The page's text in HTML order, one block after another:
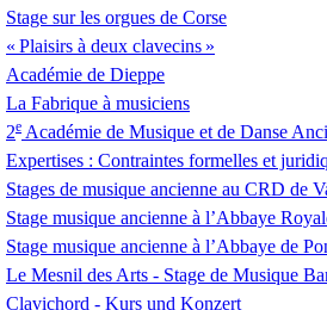
Stage sur les orgues de Corse
« Plaisirs à deux clavecins »
Académie de Dieppe
La Fabrique à musiciens
2e Académie de Musique et de Danse
Expertises : Contraintes formelles et
Stages de musique ancienne au CRD de
Stage musique ancienne à l’Abbaye
Stage musique ancienne à l’Abbaye de
Le Mesnil des Arts - Stage de Musique
Clavichord - Kurs und Konzert